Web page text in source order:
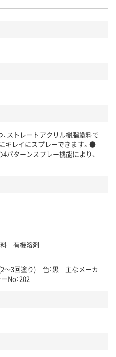
ストレートアクリル樹脂塗料で
キレイにスプレーできます。●
パターンスプレー機能により、
料 有機溶剤
～3回塗り) 色：黒 主なメーカ
No：202